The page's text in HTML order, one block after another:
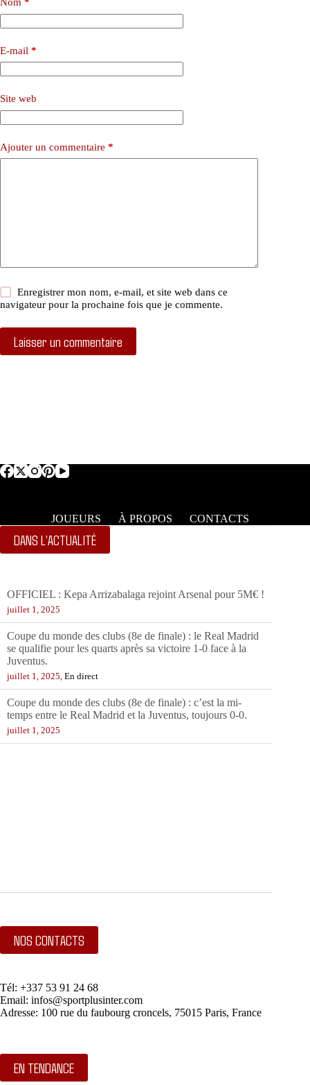
Nom *
E-mail *
Site web
Ajouter un commentaire *
Enregistrer mon nom, e-mail, et site web dans ce
navigateur pour la prochaine fois que je commente.
Laisser un commentaire
JOUEURS À PROPOS CONTACTS
DANS L'ACTUALITÉ
juillet 1, 2025
Coupe du monde des clubs (8e de finale) : le Real Madrid
se qualifie pour les quarts après sa victoire 1-0 face à la
Juventus.
juillet 1, 2025,
Coupe du monde des clubs (8e de finale) : c’est la mi-
temps entre le Real Madrid et la Juventus, toujours 0-0.
juillet 1, 2025
OFFICIEL : Kepa Arrizabalaga rejoint Arsenal pour 5M€ !
NOS CONTACTS
Tél: +337 53 91 24 68
Email: infos@sportplusinter.com
Adresse: 100 rue du faubourg croncels, 75015 Paris, France
EN TENDANCE